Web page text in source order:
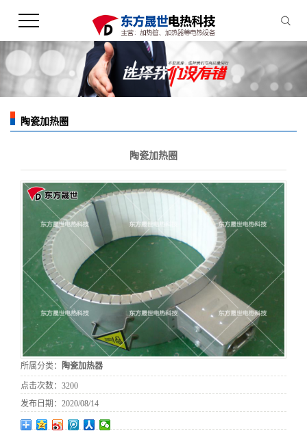
陶瓷加热圈
陶瓷加热圈
所属分类： 陶瓷加热器
点击次数： 3200
发布日期： 2020/08/14